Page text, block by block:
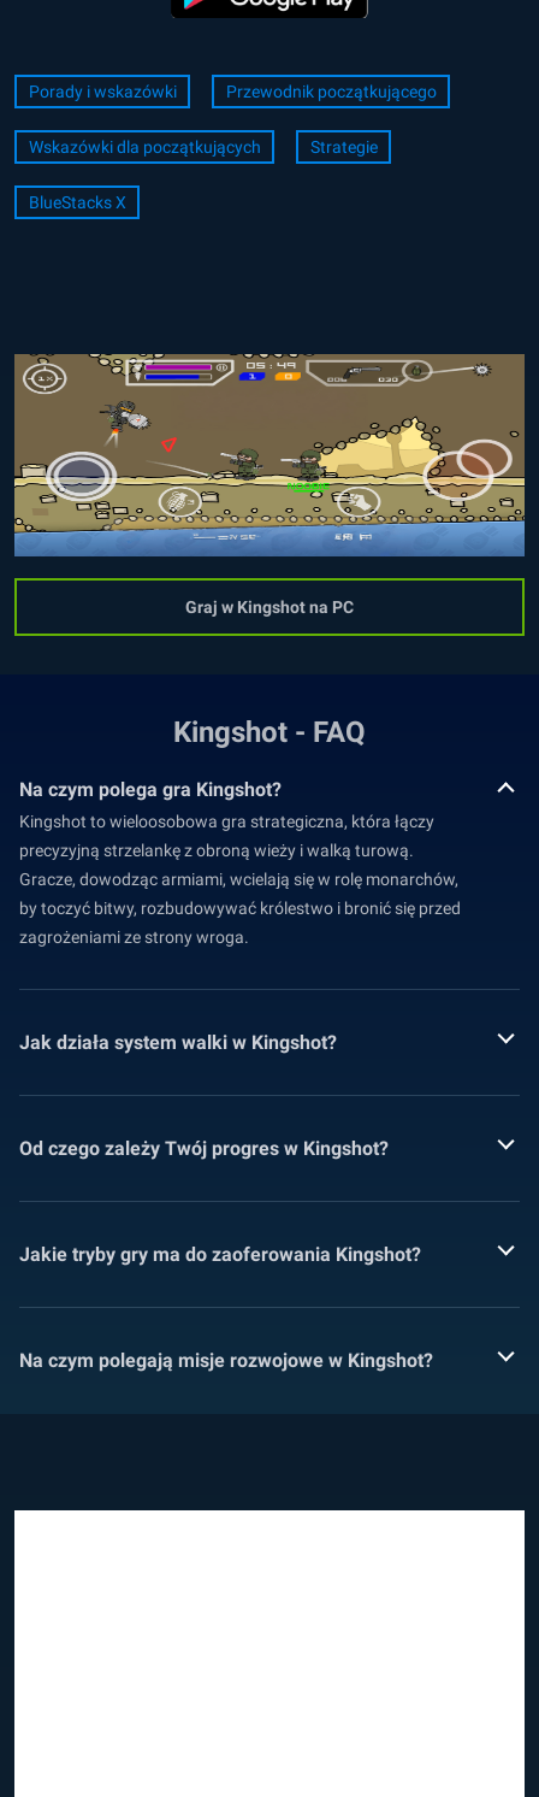
Porady i wskazówki Przewodnik początkującego
Wskazówki dla początkujących Strategie
BlueStacks X
Graj w Kingshot na PC
Kingshot - FAQ
Na czym polega gra Kingshot?
Kingshot to wieloosobowa gra strategiczna, która łączy
precyzyjną strzelankę z obroną wieży i walką turową.
Gracze, dowodząc armiami, wcielają się w rolę monarchów,
by toczyć bitwy, rozbudowywać królestwo i bronić się przed
zagrożeniami ze strony wroga.
Jak działa system walki w Kingshot?
Od czego zależy Twój progres w Kingshot?
Jakie tryby gry ma do zaoferowania Kingshot?
Na czym polegają misje rozwojowe w Kingshot?